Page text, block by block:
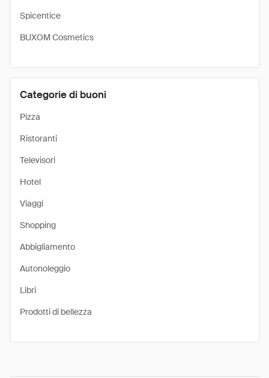
Spicentice
BUXOM Cosmetics
Categorie di buoni
Pizza
Ristoranti
Televisori
Hotel
Viaggi
Shopping
Abbigliamento
Autonoleggio
Libri
Prodotti di bellezza